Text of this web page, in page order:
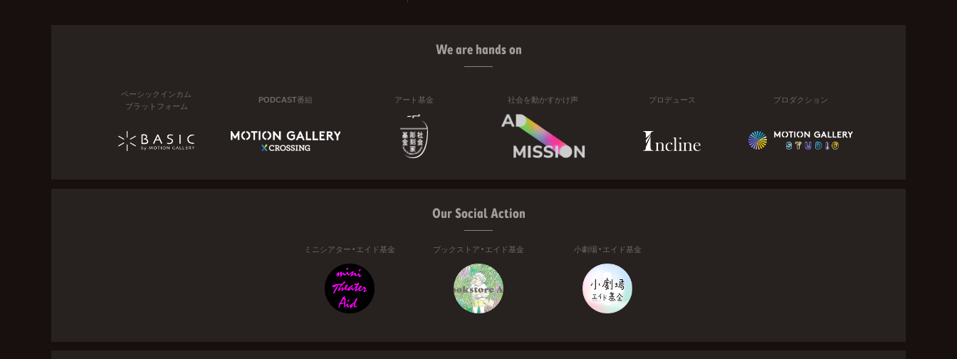
We are hands on
ベーシックインカム
プラットフォーム
PODCAST番組 アート基金 社会を動かすかけ声 プロデュース プロダクション
Our Social Action
ミニシアター・エイド基金 ブックストア・エイド基金 小劇場・エイド基金